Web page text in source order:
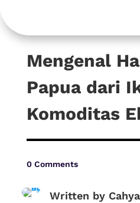
Mengenal
Papua dari
Komoditas
0 Comments
Written by